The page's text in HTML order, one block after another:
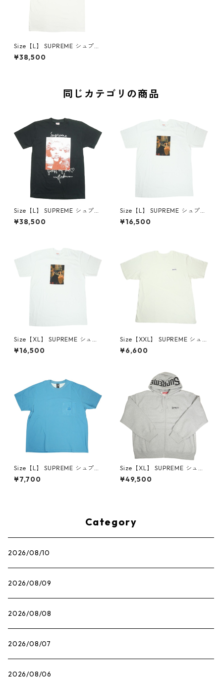
Size【L】 SUPREME シュプリ
ーム ×ANTI HERO 22SS Dog
Tee Tシャツ 白 【新古品・未
¥38,500
同じカテゴリの商品
Size【L】 SUPREME シュプリ
ーム 18AW Madonna Tee Bla
ck Tシャツ 黒 【新古品・未使
¥38,500
Size【L】 SUPREME シュプリ
ーム 18AW BLESSED Tee Tシ
ャツ DVD無し 白 【新古品・
¥16,500
Size【XL】 SUPREME シュプ
リーム 18AW BLESSED Tee T
シャツ DVD無し 白 【新古
¥16,500
Size【XXL】 SUPREME シュ
プリーム 25FW Washed S/S T
op White Tシャツ 白 【中古
¥6,600
Size【L】 SUPREME シュプリ
ーム ×THE NORTH FACE 21SS
Pigment Printed Pocket Tee
¥7,700
Size【XL】 SUPREME シュプ
リーム 24AW Mister Cartoo
n Zip Up Hooded Sweatshirt
¥49,500
Category
2026/08/10
2026/08/09
2026/08/08
2026/08/07
2026/08/06